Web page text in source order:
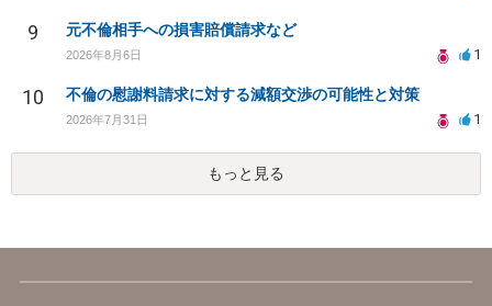
9 元不倫相手への損害賠償請求など
2026年8月6日 1
10 不倫の慰謝料請求に対する減額交渉の可能性と対策
2026年7月31日 1
もっと見る